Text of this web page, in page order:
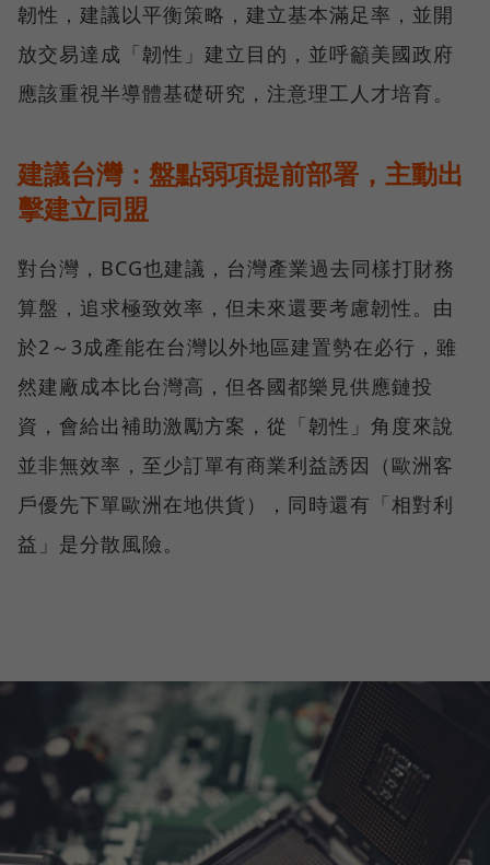
韌性，建議以平衡策略，建立基本滿足率，並開
放交易達成「韌性」建立目的，並呼籲美國政府
應該重視半導體基礎研究，注意理工人才培育。
建議台灣：盤點弱項提前部署，主動出
擊建立同盟
對台灣，BCG也建議，台灣產業過去同樣打財務
算盤，追求極致效率，但未來還要考慮韌性。由
於2～3成產能在台灣以外地區建置勢在必行，雖
然建廠成本比台灣高，但各國都樂見供應鏈投
資，會給出補助激勵方案，從「韌性」角度來說
並非無效率，至少訂單有商業利益誘因（歐洲客
戶優先下單歐洲在地供貨），同時還有「相對利
益」是分散風險。